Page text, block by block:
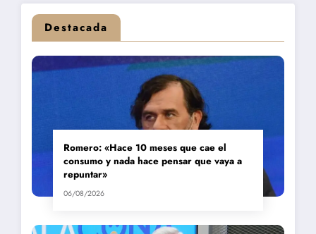
Destacada
Romero: «Hace 10 meses que cae el
consumo y nada hace pensar que vaya a
repuntar»
06/08/2026